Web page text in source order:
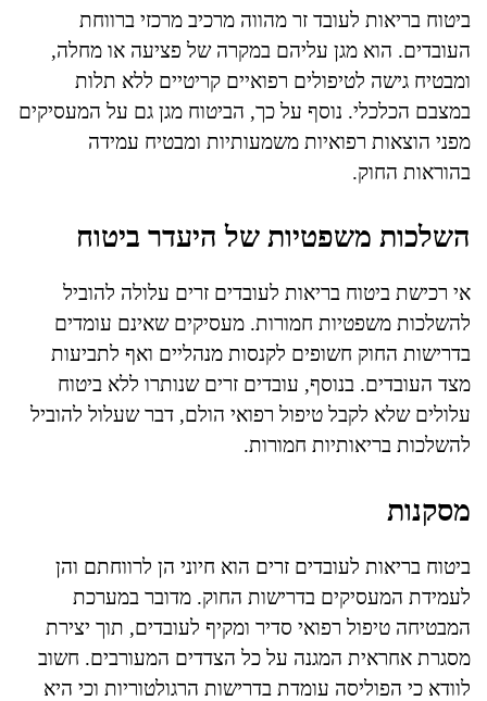
ביטוח בריאות לעובד זר מהווה מרכיב מרכזי ברווחת
העובדים. הוא מגן עליהם במקרה של פציעה או מחלה,
ומבטיח גישה לטיפולים רפואיים קריטיים ללא תלות
במצבם הכלכלי. נוסף על כך, הביטוח מגן גם על המעסיקים
מפני הוצאות רפואיות משמעותיות ומבטיח עמידה
בהוראות החוק.
השלכות משפטיות של היעדר ביטוח
אי רכישת ביטוח בריאות לעובדים זרים עלולה להוביל
להשלכות משפטיות חמורות. מעסיקים שאינם עומדים
בדרישות החוק חשופים לקנסות מנהליים ואף לתביעות
מצד העובדים. בנוסף, עובדים זרים שנותרו ללא ביטוח
עלולים שלא לקבל טיפול רפואי הולם, דבר שעלול להוביל
להשלכות בריאותיות חמורות.
מסקנות
ביטוח בריאות לעובדים זרים הוא חיוני הן לרווחתם והן
לעמידת המעסיקים בדרישות החוק. מדובר במערכת
המבטיחה טיפול רפואי סדיר ומקיף לעובדים, תוך יצירת
מסגרת אחראית המגנה על כל הצדדים המעורבים. חשוב
לוודא כי הפוליסה עומדת בדרישות הרגולטוריות וכי היא